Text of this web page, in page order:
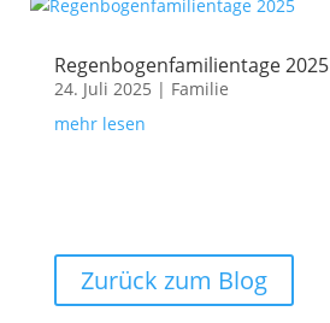
Regenbogenfamilientage 2025
24. Juli 2025 | Familie
mehr lesen
Zurück zum Blog